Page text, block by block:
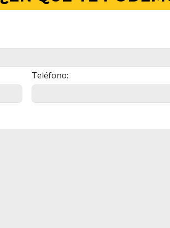
Teléfono: